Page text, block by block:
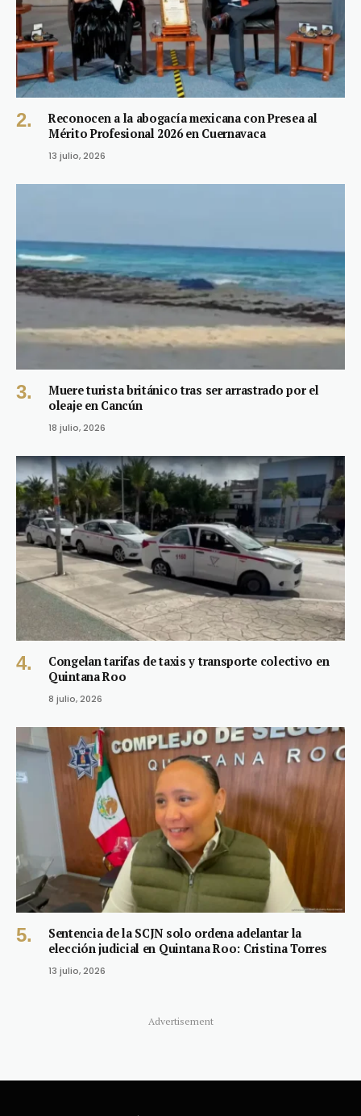
Reconocen a la abogacía mexicana con Presea al
Mérito Profesional 2026 en Cuernavaca
13 julio, 2026
Muere turista británico tras ser arrastrado por el
oleaje en Cancún
18 julio, 2026
Congelan tarifas de taxis y transporte colectivo en
Quintana Roo
8 julio, 2026
Sentencia de la SCJN solo ordena adelantar la
elección judicial en Quintana Roo: Cristina Torres
13 julio, 2026
Advertisement